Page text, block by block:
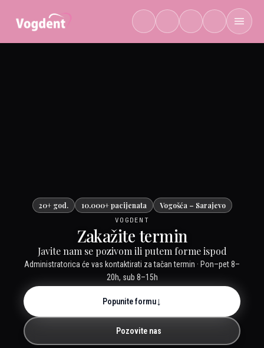
20+ god. 10.000+ pacijenata Vogošća – Sarajevo
VOGDENT
Zakažite termin
Javite nam se pozivom ili putem forme ispod
Administratorica će vas kontaktirati za tačan termin · Pon–pet 8–
20h, sub 8–15h
Popunite formu↓
Pozovite nas